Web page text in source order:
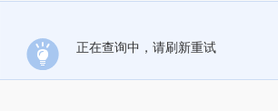
正在查询中，请刷新重试